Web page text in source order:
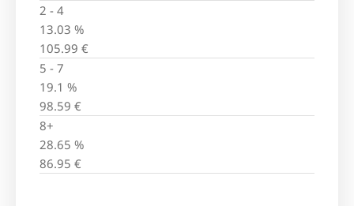
2 - 4
13.03 %
105.99 €
5 - 7
19.1 %
98.59 €
8+
28.65 %
86.95 €